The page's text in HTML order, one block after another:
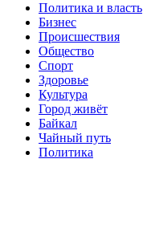
Политика и власть
Бизнес
Происшествия
Общество
Cпорт
Здоровье
Культура
Город живёт
Байкал
Чайный путь
Политика